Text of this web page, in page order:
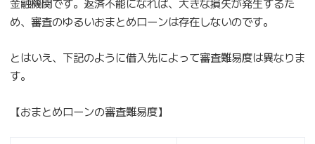
金融機関です。返済不能になれば、大きな損失が発生するた
め、審査のゆるいおまとめローンは存在しないのです。
とはいえ、下記のように借入先によって審査難易度は異なりま
す。
【おまとめローンの審査難易度】